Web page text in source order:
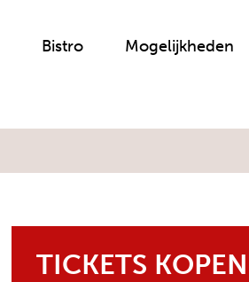
Bistro Mogelijkheden
TICKETS KOPEN